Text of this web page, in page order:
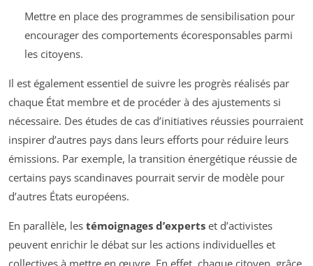
Mettre en place des programmes de sensibilisation pour
encourager des comportements écoresponsables parmi
les citoyens.
Il est également essentiel de suivre les progrès réalisés par
chaque État membre et de procéder à des ajustements si
nécessaire. Des études de cas d’initiatives réussies pourraient
inspirer d’autres pays dans leurs efforts pour réduire leurs
émissions. Par exemple, la transition énergétique réussie de
certains pays scandinaves pourrait servir de modèle pour
d’autres États européens.
En parallèle, les témoignages d’experts et d’activistes
peuvent enrichir le débat sur les actions individuelles et